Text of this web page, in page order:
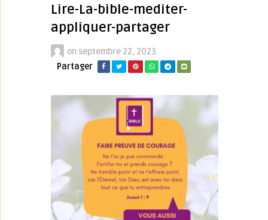
Lire-La-bible-mediter-
appliquer-partager
on septembre 22, 2023
Partager